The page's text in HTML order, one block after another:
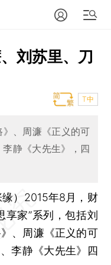
刘苏里、刀
T中
、周濂《正义的可
静《大先生》，四
） 2015年8月，财
享家”系列，包括刘
、周濂《正义的可
李静《大先生》四